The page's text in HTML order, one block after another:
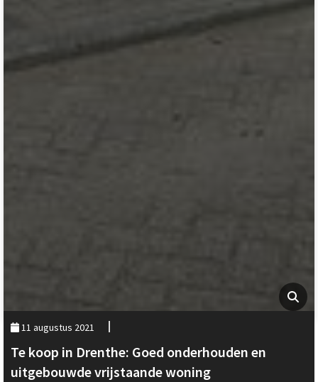
11 augustus 2021
Te koop in Drenthe: Goed onderhouden en
uitgebouwde vrijstaande woning